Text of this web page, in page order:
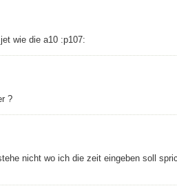
wie die a10 :p107:
?
nicht wo ich die zeit eingeben soll